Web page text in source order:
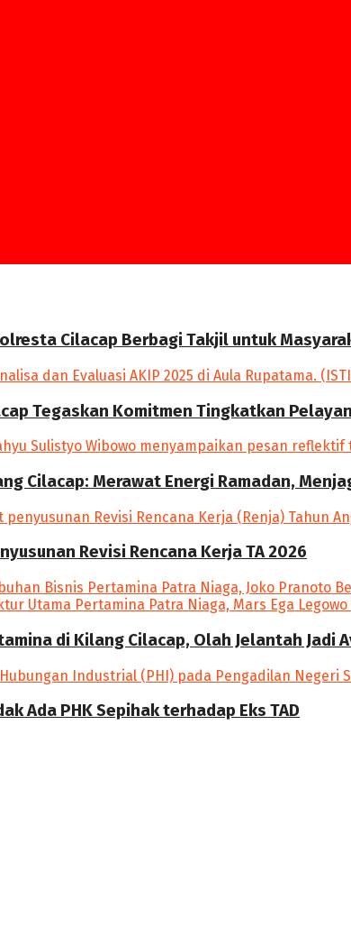
Cilacap Berbagi Takjil untuk
Tegaskan Komitmen Tingkatkan
Cilacap: Merawat Energi Ramadan,
Revisi Rencana Kerja TA 2026
di Kilang Cilacap, Olah Jelantah Jadi
Ada PHK Sepihak terhadap Eks TAD